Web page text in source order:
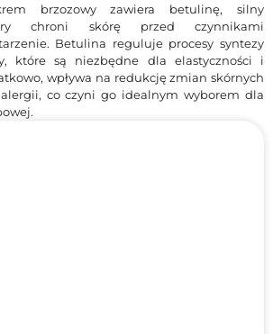
brzozowy zawiera betulinę, silny
chroni skórę przed czynnikami
Betulina reguluje procesy syntezy
które są niezbędne dla elastyczności i
wpływa na redukcję zmian skórnych
co czyni go idealnym wyborem dla